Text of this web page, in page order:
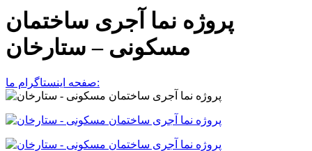
پروژه نما آجری ساختمان
مسکونی – ستارخان
صفحه اینستاگرام ما: